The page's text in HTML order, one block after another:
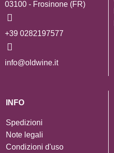
03100 - Frosinone (FR)
+39 0282197577
info@oldwine.it
INFO
Spedizioni
Note legali
Condizioni d'uso